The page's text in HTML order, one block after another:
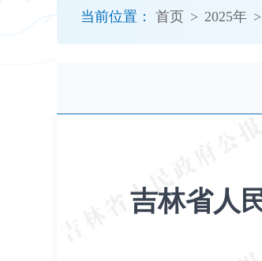
当前位置： 首页 > 2025年 >
吉林省人